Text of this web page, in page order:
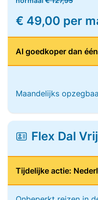
€ 49,00 per
Al goedkoper dan
Maandelijks
Flex Dal
Tijdelijke actie: